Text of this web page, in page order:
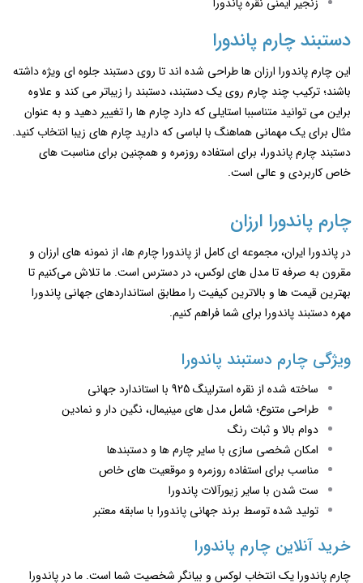
دستبند چارم پاندورا
این چارم پاندورا ارزان ‌ها طراحی شده‌ اند تا روی دستبند جلوه‌ ای ویژه داشته
باشند؛ ترکیب چند چارم روی یک دستبند، دستبند را زیباتر می کند و علاوه
براین می توانید متناسببا استایلی که دارد چارم ها را تغییر دهید و به عنوان
مثال برای یک مهمانی هماهنگ با لباسی که دارید چارم های زیبا انتخاب کنید.
دستبند چارم پاندورا، برای استفاده روزمره و همچنین برای مناسبت ‌های
خاص کاربردی و عالی است.
چارم پاندورا ارزان
در پاندورا ایران، مجموعه ‌ای کامل از پاندورا چارم ‌ها، از نمونه‌ های ارزان و
مقرون به صرفه تا مدل ‌های لوکس، در دسترس است. ما تلاش می‌کنیم تا
بهترین قیمت ‌ها و بالاترین کیفیت را مطابق استانداردهای جهانی پاندورا
مهره دستبند پاندورا برای شما فراهم کنیم.
ویژگی چارم دستبند پاندورا
ساخته شده از نقره استرلینگ 925 با استاندارد جهانی
طراحی متنوع؛ شامل مدل ‌های مینیمال، نگین ‌دار و نمادین
دوام بالا و ثبات رنگ
امکان شخصی‌ سازی با سایر چارم ‌ها و دستبندها
مناسب برای استفاده روزمره و موقعیت ‌های خاص
ست شدن با سایر زیورآلات پاندورا
تولید شده توسط برند جهانی پاندورا با سابقه معتبر
خرید آنلاین چارم پاندورا
چارم پاندورا یک انتخاب لوکس و بیانگر شخصیت شما است. ما در پاندورا